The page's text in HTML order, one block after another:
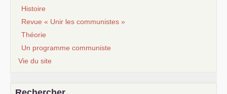
Histoire
Revue « Unir les communistes »
Théorie
Un programme communiste
Vie du site